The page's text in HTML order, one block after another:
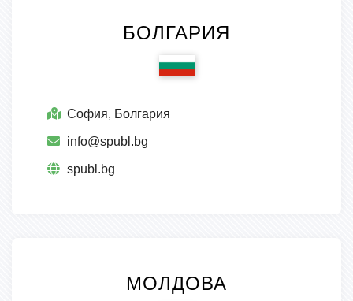
БОЛГАРИЯ
София, Болгария
info@spubl.bg
spubl.bg
МОЛДОВА